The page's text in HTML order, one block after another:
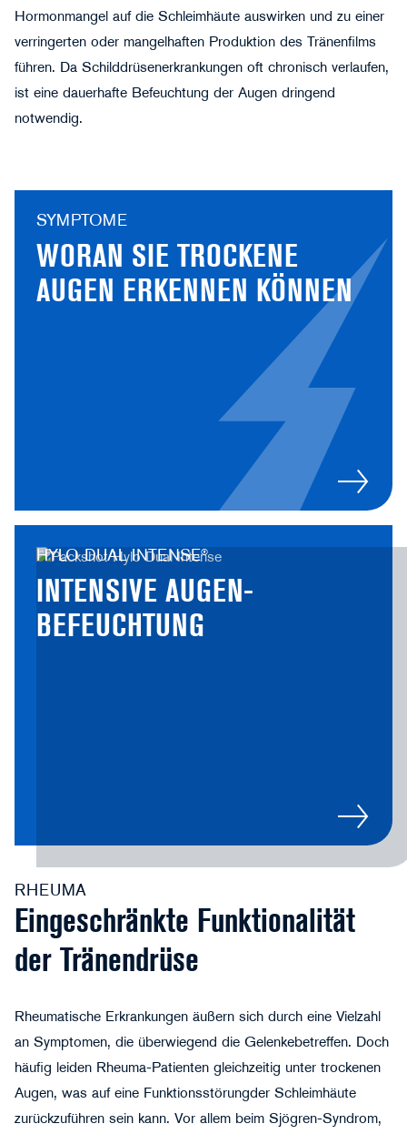
Hormonmangel auf die Schleimhäute auswirken und zu einer
verringerten oder mangelhaften Produktion des Tränenfilms
führen. Da Schilddrüsenerkrankungen oft chronisch verlaufen,
ist eine dauerhafte Befeuchtung der Augen dringend
notwendig.
©burdun - stock.adobe.com
SYMPTOME
WORAN SIE TROCKENE
AUGEN ERKENNEN KÖNNEN
HYLO DUAL INTENSE®
INTENSIVE AUGEN­
BEFEUCHTUNG
RHEUMA
Eingeschränkte Funktionalität
der Tränendrüse
Rheumatische Erkrankungen äußern sich durch eine Vielzahl
an Symptomen, die überwiegend die Gelenkebetreffen. Doch
häufig leiden Rheuma-Patienten gleichzeitig unter trockenen
Augen, was auf eine Funktionsstörungder Schleimhäute
zurückzuführen sein kann. Vor allem beim Sjögren-Syndrom,